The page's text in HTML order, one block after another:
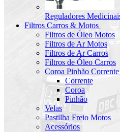
Reguladores
Filtros Carros & Motos
Filtros de Óleo Motos
Filtros de Ar Motos
Filtros de Ar Carros
Filtros de Óleo Carros
Coroa Pinhão Corrente
Corrente
Coroa
Pinhão
Velas
Pastilha Freio Motos
Acessórios